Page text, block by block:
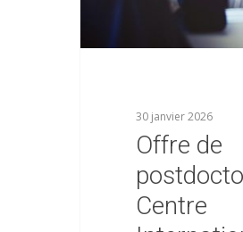
Hit enter to
30 janvier 2026
Offre de
Centre